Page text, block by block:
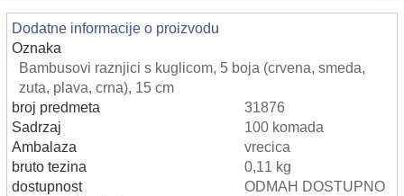
Dodatne informacije o proizvodu
Oznaka
Bambusovi raznjici s kuglicom, 5 boja (crvena, smeda,
zuta, plava, crna), 15 cm
broj predmeta
31876
Sadrzaj
100 komada
Ambalaza
vrecica
bruto tezina
0,11 kg
dostupnost
ODMAH DOSTUPNO